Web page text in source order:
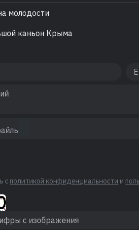
молодости
каньон Крыма
с политикой конфиденциальности и